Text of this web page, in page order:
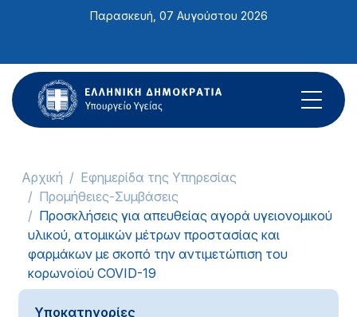
ιστότοπος
περιλαμβάνει
ένα
σύστημα
Παρασκευή, 07 Αυγούστου 2026
Αρχική
Εφημερίδα της Υπηρεσίας
Προμήθειες-Συμβάσεις
Προσκλήσεις για απευθείας αγορά υγειονομικού
υλικού, ατομικών μέτρων προστασίας και
φαρμάκων με σκοπό την αντιμετώπιση του
κορωνοϊού COVID-19
Υποκατηγορίες